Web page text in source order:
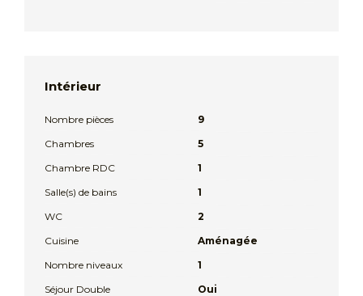
Intérieur
Nombre pièces
9
Chambres
5
Chambre RDC
1
Salle(s) de bains
1
WC
2
Cuisine
Aménagée
Nombre niveaux
1
Séjour Double
Oui